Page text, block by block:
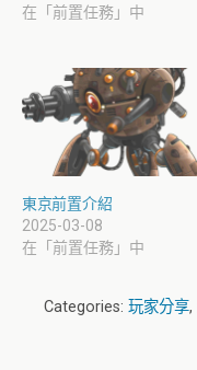
在「前置任務」中
東京前置介紹
2025-03-08
在「前置任務」中
Categories: 玩家分享,